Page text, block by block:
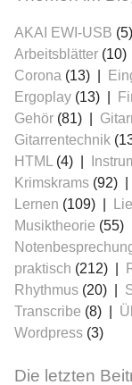
AKAI EWI-USB (5)
Arbeitsblätter (10)
Corona (13)
Ergoplay (13)
Gehör (81)
Gitarrentechnik
HTML(4)
Krimskrams (92)
Lernen (109)
Musiktheorie (55)
praktisch (212)
Rhythmus (20)
Transcribe (8)
Wordpress (3)
Die letzten